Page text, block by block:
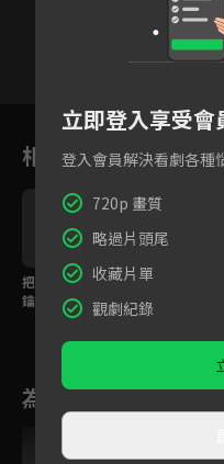
2 3
相關花絮
把所有辛苦都哭掉！贈
鑰交屋儀式感動全場！
為您推薦
立即登入享受會
登入會員解決看劇各種
720p 畫質
略過片頭尾
收藏片單
觀劇紀錄